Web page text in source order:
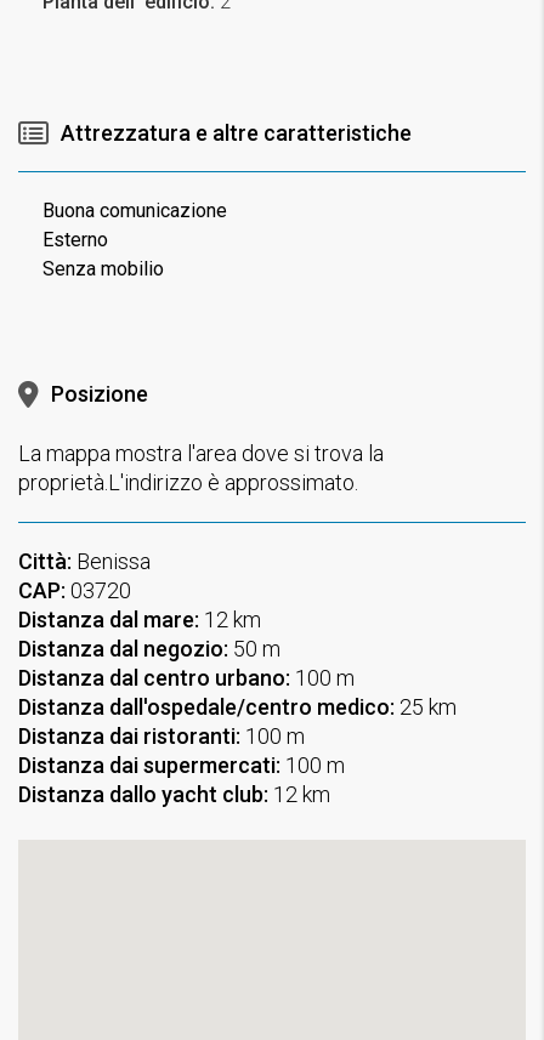
Attrezzatura e altre caratteristiche
Buona comunicazione
Esterno
Senza mobilio
Posizione
La mappa mostra l'area dove si trova la
proprietà.L'indirizzo è approssimato.
Città: Benissa
CAP: 03720
Distanza dal mare: 12 km
Distanza dal negozio: 50 m
Distanza dal centro urbano: 100 m
Distanza dall'ospedale/centro medico: 25 km
Distanza dai ristoranti: 100 m
Distanza dai supermercati: 100 m
Distanza dallo yacht club: 12 km